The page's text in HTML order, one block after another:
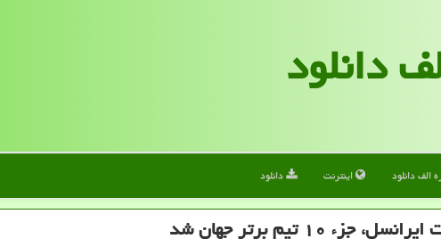
دانلود
الف دانلود اینترنت دانلود
۱۰ تیم برتر جهان شد